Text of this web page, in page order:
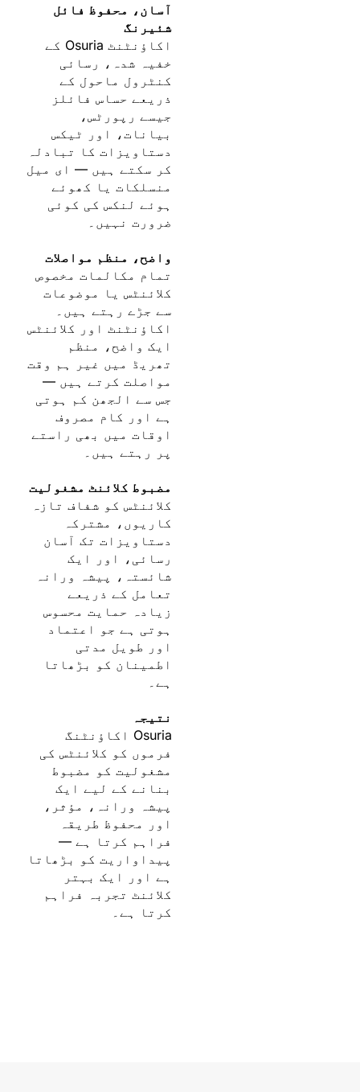
آسان، محفوظ فائل
شئیرنگ
اکاؤنٹنٹ Osuria کے
خفیہ شدہ، رسائی
کنٹرول ماحول کے
ذریعے حساس فائلز
جیسے رپورٹس،
بیانات، اور ٹیکس
دستاویزات کا تبادلہ
کر سکتے ہیں — ای میل
منسلکات یا کھوئے
ہوئے لنکس کی کوئی
ضرورت نہیں۔
واضح، منظم مواصلات
تمام مکالمات مخصوص
کلائنٹس یا موضوعات
سے جڑے رہتے ہیں۔
اکاؤنٹنٹ اور کلائنٹس
ایک واضح، منظم
تھریڈ میں غیر ہم وقت
مواصلت کرتے ہیں —
جس سے الجھن کم ہوتی
ہے اور کام مصروف
اوقات میں بھی راستے
پر رہتے ہیں۔
مضبوط کلائنٹ مشغولیت
کلائنٹس کو شفاف تازہ
کاریوں، مشترکہ
دستاویزات تک آسان
رسائی، اور ایک
شائستہ، پیشہ ورانہ
تعامل کے ذریعے
زیادہ حمایت محسوس
ہوتی ہے جو اعتماد
اور طویل مدتی
اطمینان کو بڑھاتا
ہے۔
نتیجہ
Osuria اکاؤنٹنگ
فرموں کو کلائنٹس کی
مشغولیت کو مضبوط
بنانے کے لیے ایک
پیشہ ورانہ، مؤثر،
اور محفوظ طریقہ
فراہم کرتا ہے —
پیداواریت کو بڑھاتا
ہے اور ایک بہتر
کلائنٹ تجربہ فراہم
کرتا ہے۔